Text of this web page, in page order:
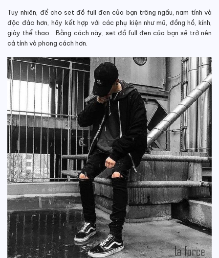
Tuy nhiên, để cho set đồ full đen của bạn trông ngầu, nam tính và
độc đáo hơn, hãy kết hợp với các phụ kiện như mũ, đồng hồ, kính,
giày thể thao… Bằng cách này, set đồ full đen của bạn sẽ trở nên
cá tính và phong cách hơn.